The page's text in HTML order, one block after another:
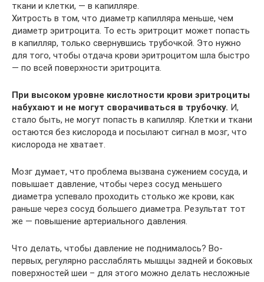
ткани и клетки, — в капилляре.
Хитрость в том, что диаметр капилляра меньше, чем
диаметр эритроцита. То есть эритроцит может попасть
в капилляр, только свернувшись трубочкой. Это нужно
для того, чтобы отдача крови эритроцитом шла быстро
— по всей поверхности эритроцита.
При высоком уровне кислотности крови эритроциты
набухают и не могут сворачиваться в трубочку. И,
стало быть, не могут попасть в капилляр. Клетки и ткани
остаются без кислорода и посылают сигнал в мозг, что
кислорода не хватает.
Мозг думает, что проблема вызвана сужением сосуда, и
повышает давление, чтобы через сосуд меньшего
диаметра успевало проходить столько же крови, как
раньше через сосуд большего диаметра. Результат тот
же — повышение артериального давления.
Что делать, чтобы давление не поднималось? Во-
первых, регулярно расслаблять мышцы задней и боковых
поверхностей шеи – для этого можно делать несложные